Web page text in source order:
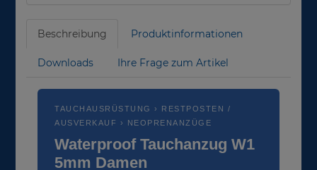
Beschreibung Produktinformationen
Downloads Ihre Frage zum Artikel
TAUCHAUSRÜSTUNG › RESTPOSTEN /
AUSVERKAUF › NEOPRENANZÜGE
Waterproof Tauchanzug W1
5mm Damen